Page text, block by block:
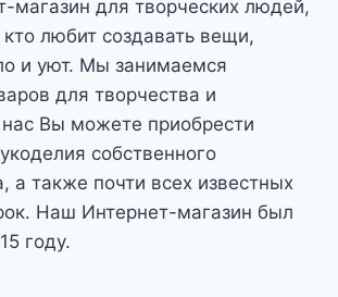
магазин для творческих людей,
любит создавать вещи,
и уют. Мы занимаемся
для творчества и
Вы можете приобрести
собственного
а также почти всех известных
Наш Интернет-магазин был
году.